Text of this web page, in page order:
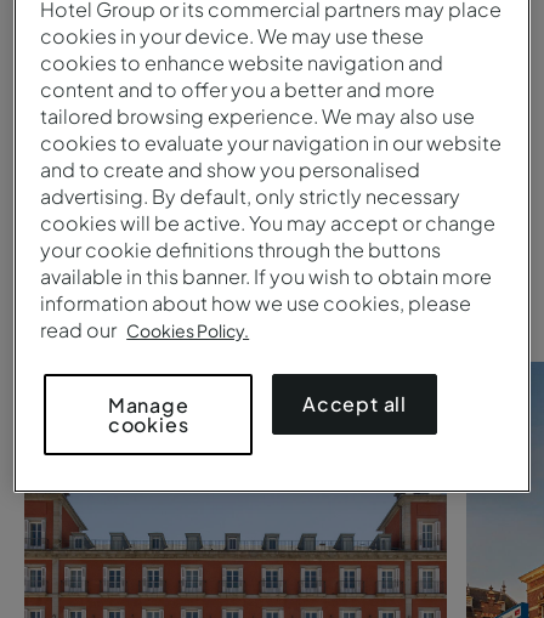
Envoyer
1
Vous recherchez unPestana
Collection hotel?
Jetez un œil à ces suggestions.
Hotel Group or its commercial partners may place
cookies in your device. We may use these
cookies to enhance website navigation and
content and to offer you a better and more
tailored browsing experience. We may also use
cookies to evaluate your navigation in our website
and to create and show you personalised
advertising. By default, only strictly necessary
cookies will be active. You may accept or change
your cookie definitions through the buttons
available in this banner. If you wish to obtain more
information about how we use cookies, please
read our Cookies Policy.
Manage
cookies
Accept all